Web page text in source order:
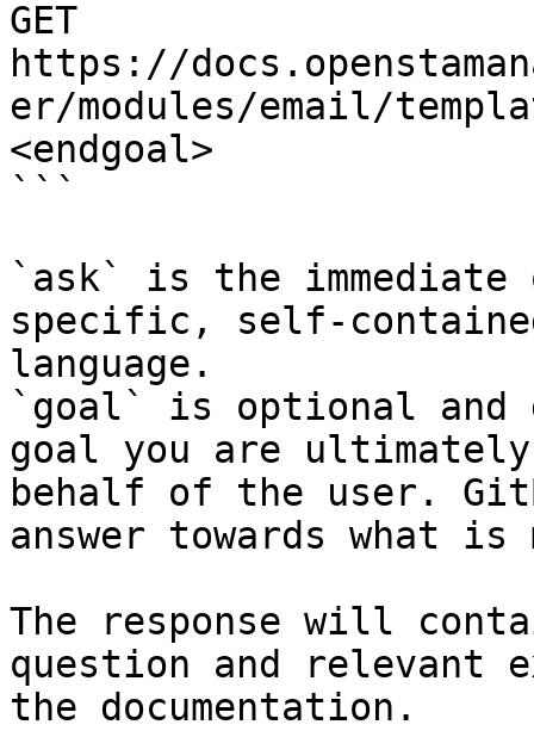
GET
https://
er/modules/email/
<endgoal>
```
`ask` is the
specific, self-
language.
`goal` is optional and
goal you are
behalf of the user.
answer towards what
The response will
question and relevant
the documentation.